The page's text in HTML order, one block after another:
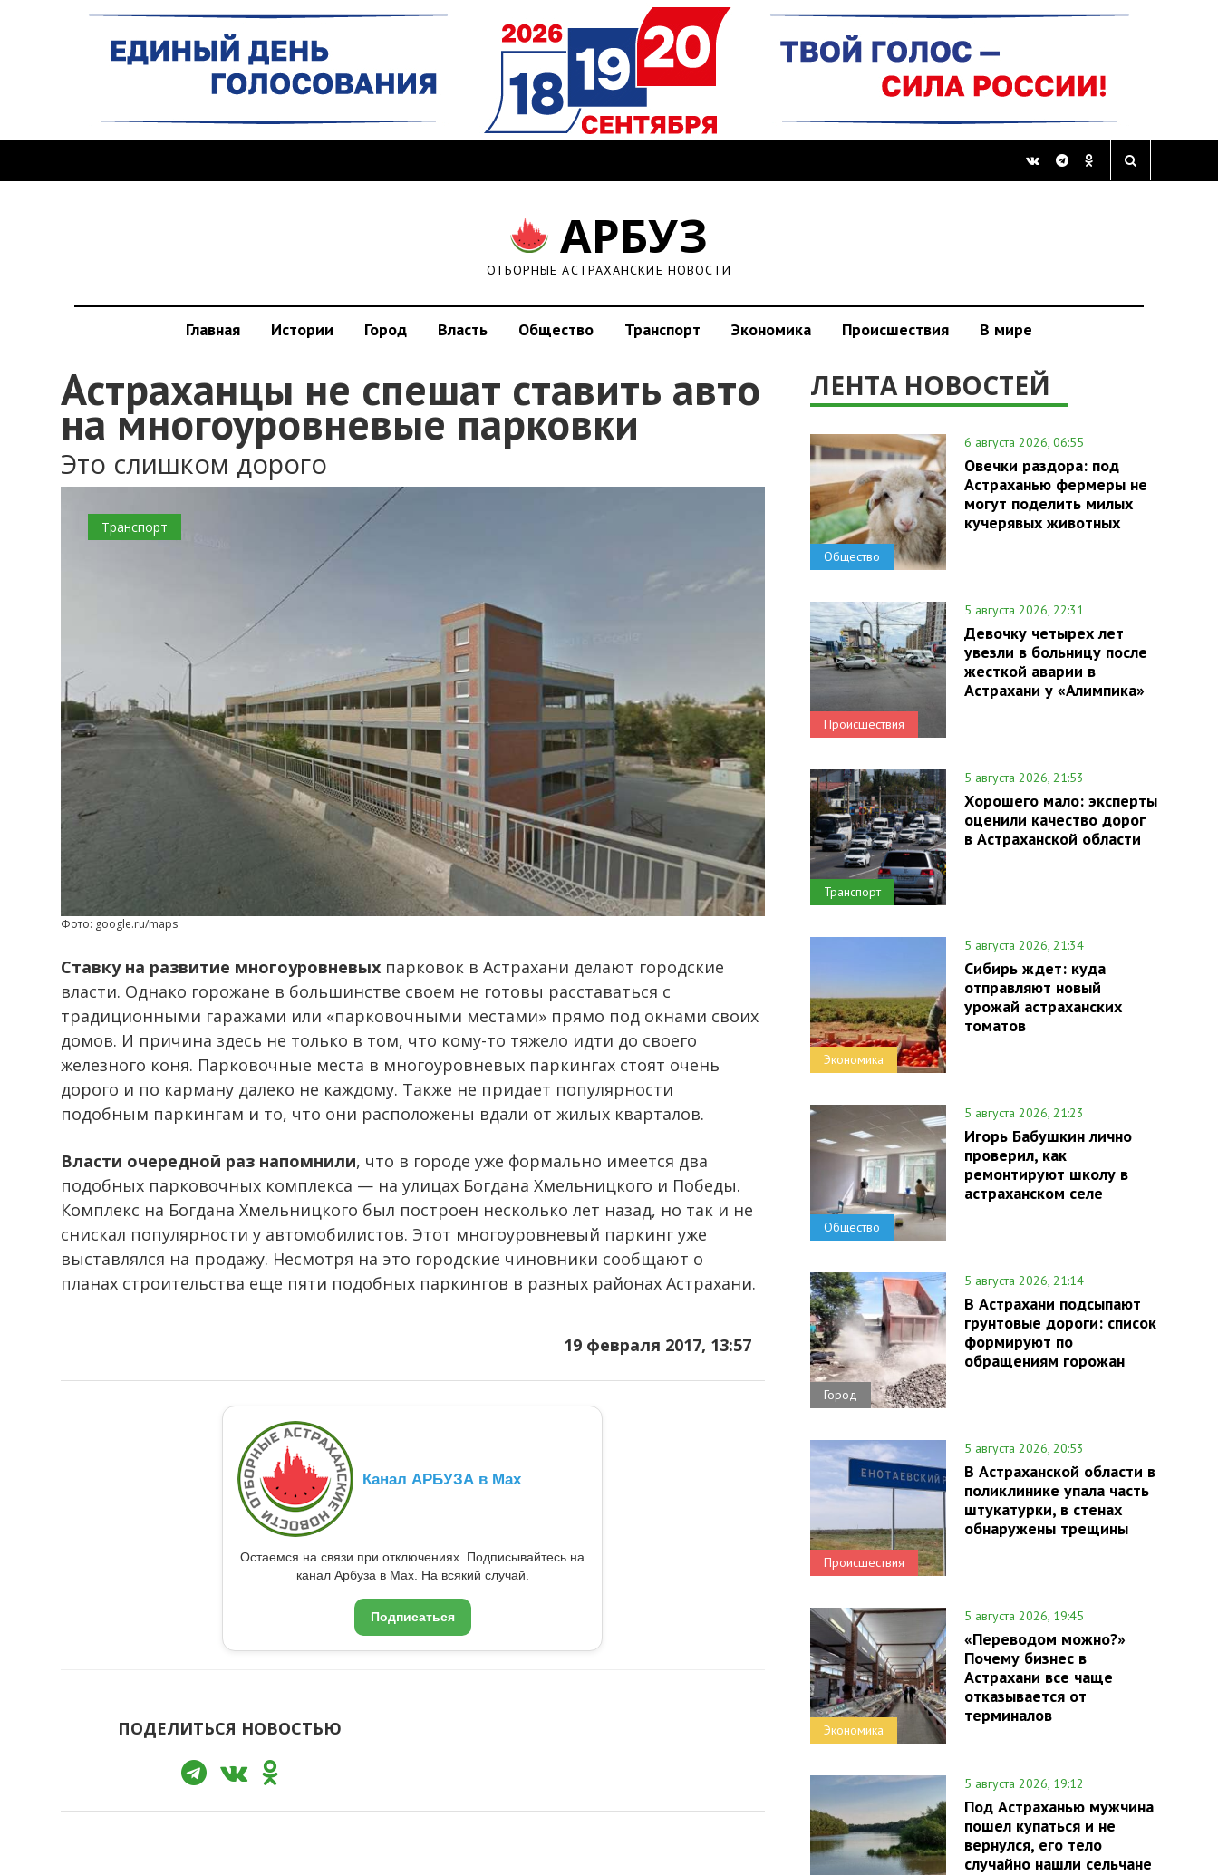
АРБУЗ
ОТБОРНЫЕ АСТРАХАНСКИЕ НОВОСТИ
Главная Истории Город Власть Общество Транспорт Экономика Происшествия В мире
Астраханцы не спешат ставить авто
на многоуровневые парковки
Это слишком дорого
0
Транспорт
Фото: google.ru/maps
Ставку на развитие многоуровневых парковок в Астрахани делают городские
власти. Однако горожане в большинстве своем не готовы расставаться с
традиционными гаражами или «парковочными местами» прямо под окнами своих
домов. И причина здесь не только в том, что кому-то тяжело идти до своего
железного коня. Парковочные места в многоуровневых паркингах стоят очень
дорого и по карману далеко не каждому. Также не придает популярности
подобным паркингам и то, что они расположены вдали от жилых кварталов.
Власти очередной раз напомнили, что в городе уже формально имеется два
подобных парковочных комплекса — на улицах Богдана Хмельницкого и Победы.
Комплекс на Богдана Хмельницкого был построен несколько лет назад, но так и не
снискал популярности у автомобилистов. Этот многоуровневый паркинг уже
выставлялся на продажу. Несмотря на это городские чиновники сообщают о
планах строительства еще пяти подобных паркингов в разных районах Астрахани.
19 февраля 2017, 13:57
Канал АРБУЗА в Max
Остаемся на связи при отключениях. Подписывайтесь на
канал Арбуза в Max. На всякий случай.
Подписаться
ПОДЕЛИТЬСЯ НОВОСТЬЮ
ЛЕНТА НОВОСТЕЙ
Общество
6 августа 2026, 06:55
Овечки раздора: под
Астраханью фермеры не
могут поделить милых
кучерявых животных
Происшествия
5 августа 2026, 22:31
Девочку четырех лет
увезли в больницу после
жесткой аварии в
Астрахани у «Алимпика»
Транспорт
5 августа 2026, 21:53
Хорошего мало: эксперты
оценили качество дорог
в Астраханской области
Экономика
5 августа 2026, 21:34
Сибирь ждет: куда
отправляют новый
урожай астраханских
томатов
Общество
5 августа 2026, 21:23
Игорь Бабушкин лично
проверил, как
ремонтируют школу в
астраханском селе
Город
5 августа 2026, 21:14
В Астрахани подсыпают
грунтовые дороги: список
формируют по
обращениям горожан
Происшествия
5 августа 2026, 20:53
В Астраханской области в
поликлинике упала часть
штукатурки, в стенах
обнаружены трещины
Экономика
5 августа 2026, 19:45
«Переводом можно?»
Почему бизнес в
Астрахани все чаще
отказывается от
терминалов
5 августа 2026, 19:12
Под Астраханью мужчина
пошел купаться и не
вернулся, его тело
случайно нашли сельчане